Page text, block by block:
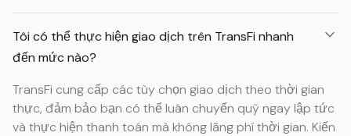
Tôi có thể thực hiện giao dịch trên TransFi nhanh
đến mức nào?
TransFi cung cấp các tùy chọn giao dịch theo thời gian
thực, đảm bảo bạn có thể luân chuyển quỹ ngay lập tức
và thực hiện thanh toán mà không lãng phí thời gian. Kiến